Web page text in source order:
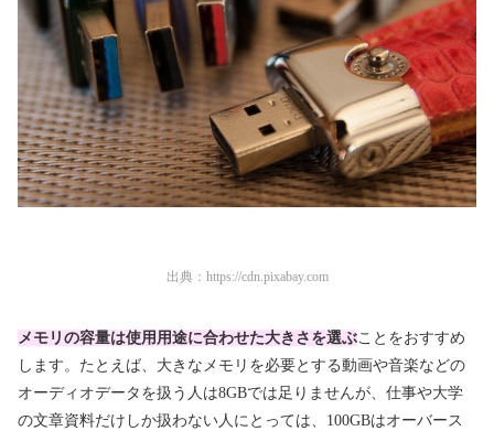
出典： https://cdn.pixabay.com
メモリの容量は使用用途に合わせた大きさを選ぶことをおすすめ
します。たとえば、大きなメモリを必要とする動画や音楽などの
オーディオデータを扱う人は8GBでは足りませんが、仕事や大学
の文章資料だけしか扱わない人にとっては、100GBはオーバース